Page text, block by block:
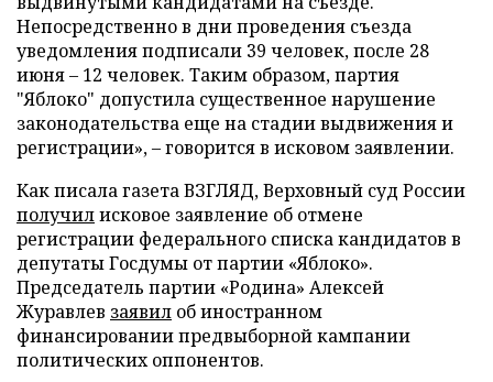
Непосредственно в дни проведения съезда
уведомления подписали 39 человек, после 28
июня – 12 человек. Таким образом, партия
"Яблоко" допустила существенное нарушение
законодательства еще на стадии выдвижения и
регистрации», – говорится в исковом заявлении.
Как писала газета ВЗГЛЯД, Верховный суд России
получилисковое заявление об отмене
регистрации федерального списка кандидатов в
депутаты Госдумы от партии «Яблоко».
Председатель партии «Родина» Алексей
Журавлев заявил об иностранном
финансировании предвыборной кампании
политических оппонентов.